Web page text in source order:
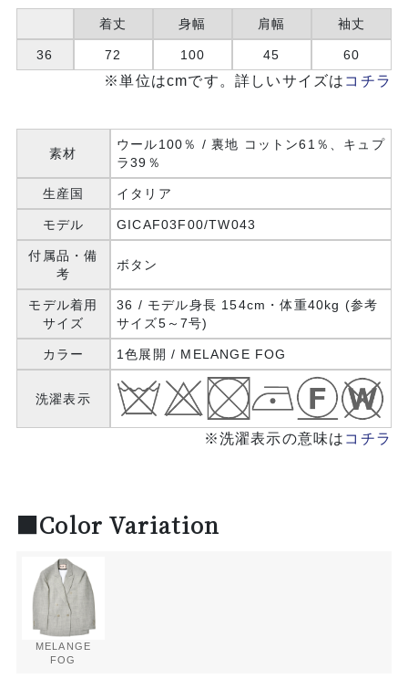
着丈 身幅 肩幅 袖丈
36 72 100 45 60
※単位はcmです。詳しいサイズは コチラ
素材
ウール100％ / 裏地 コットン61％、キュプ
ラ39％
生産国 イタリア
モデル GICAF03F00/TW043
付属品・備
考
ボタン
モデル着用
サイズ
36 / モデル身長 154cm・体重40kg (参考
サイズ5～7号)
カラー 1色展開 / MELANGE FOG
洗濯表示
※洗濯表示の意味は コチラ
■Color Variation
MELANGE
FOG